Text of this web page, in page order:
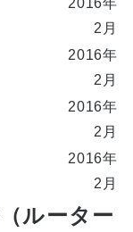
2016年
2月
2016年
2月
2016年
2月
2016年
2月
ルーター